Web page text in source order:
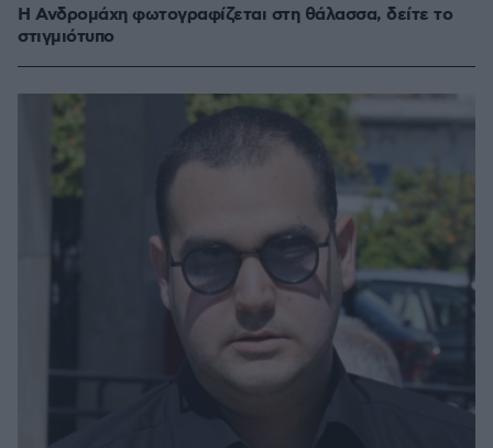
Η Ανδρομάχη φωτογραφίζεται στη θάλασσα, δείτε το
στιγμιότυπο